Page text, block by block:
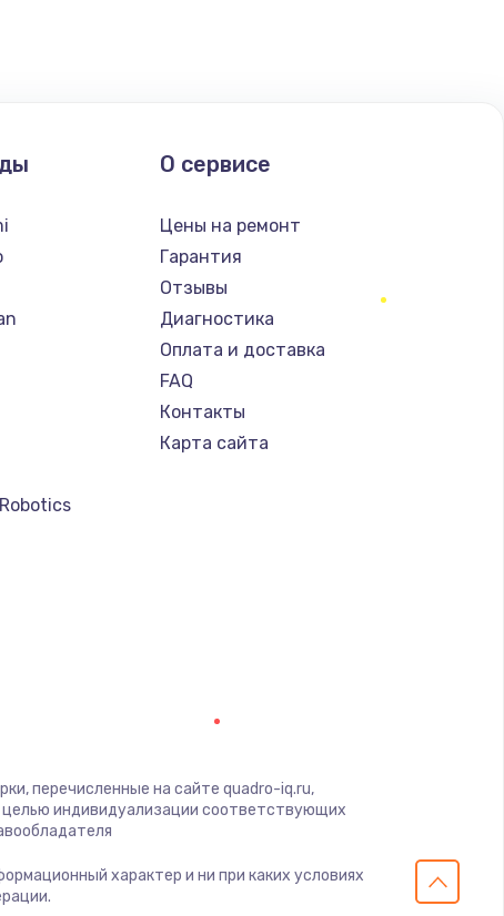
О сервисе
Цены на ремонт
Гарантия
Отзывы
Диагностика
Оплата и доставка
FAQ
Контакты
Карта сайта
перечисленные на сайте quadro-iq.ru,
целью индивидуализации соответствующих
характер и ни при каких условиях